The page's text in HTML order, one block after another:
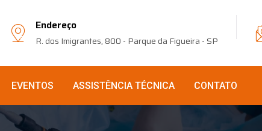
Endereço
R. dos Imigrantes, 800 - Parque da Figueira - SP
EVENTOS ASSISTÊNCIA TÉCNICA CONTATO